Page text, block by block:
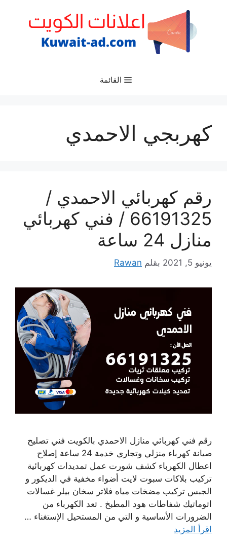
القائمة
كهربجي الاحمدي
رقم كهربائي الاحمدي /
66191325‬ / فني كهربائي
منازل 24 ساعة
يونيو 5, 2021 بقلم Rawan
رقم فني كهربائي منازل الاحمدي بالكويت فني تصليح
صيانة كهرباء منزلي وتجاري خدمة 24 ساعة إصلاح
اعطال الكهرباء كشف شورت عمل تمديدات كهربائية
تركيب بلاكات سبوت لايت أضواء مخفية في الديكور و
الجبس تركيب مضخات مياه فلاتر سخان بيلر غسالات
اتوماتيك شفاطات هود المطبخ . تعد الكهرباء من
الضرورات الأساسية و التي من المستحيل الإستغناء …
اقرأ المزيد